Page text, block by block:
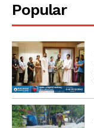
Popular